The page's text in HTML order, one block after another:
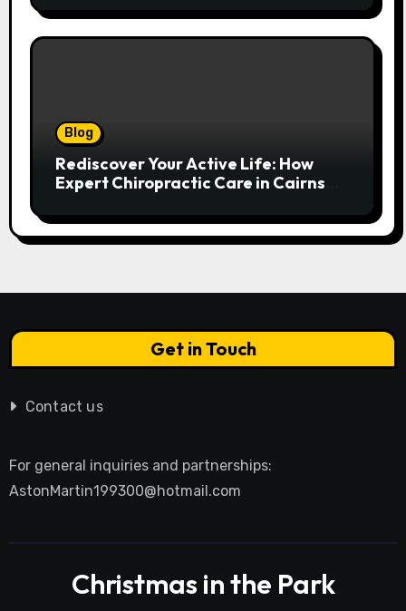
Blog
Rediscover Your Active Life: How
Expert Chiropractic Care in Cairns
Get in Touch
Contact us
For general inquiries and partnerships:
AstonMartin199300@hotmail.com
Christmas in the Park